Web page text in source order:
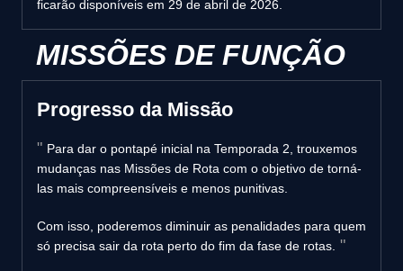
ficarão disponíveis em 29 de abril de 2026.
MISSÕES DE FUNÇÃO
Progresso da Missão
Para dar o pontapé inicial na Temporada 2, trouxemos
mudanças nas Missões de Rota com o objetivo de torná-
las mais compreensíveis e menos punitivas.
Com isso, poderemos diminuir as penalidades para quem
só precisa sair da rota perto do fim da fase de rotas.